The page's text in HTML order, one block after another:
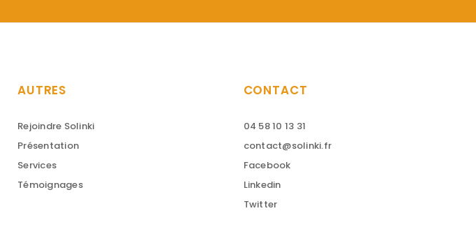
AUTRES
Rejoindre Solinki
Présentation
Services
Témoignages
CONTACT
04 58 10 13 31
contact@solinki.fr
Facebook
Linkedin
Twitter